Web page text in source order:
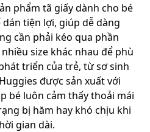
phẩm tã giấy dành cho bé
tiện lợi, giúp dễ dàng
cần phải kéo qua phần
size khác nhau để phù
triển của trẻ, từ sơ sinh
được sản xuất với
bé luôn cảm thấy thoải mái
bị hăm hay khó chịu khi
gian dài.